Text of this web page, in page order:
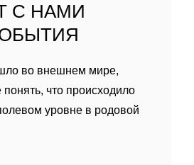
С НАМИ
во внешнем мире,
что происходило
уровне в родовой